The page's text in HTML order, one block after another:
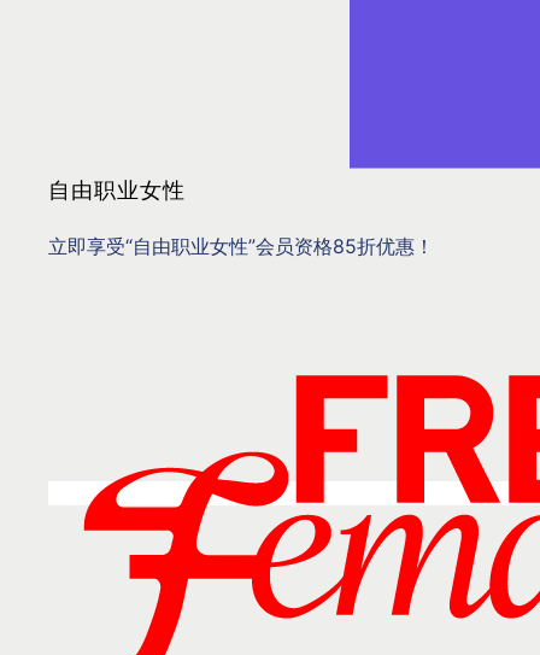
自由职业女性
立即享受“自由职业女性”会员资格85折优惠！